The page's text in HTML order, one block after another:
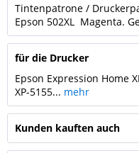
Tintenpatrone /
Epson 502XL Magenta.
für die Drucker
Epson Expression Home
XP-5155... mehr
Kunden kauften auch